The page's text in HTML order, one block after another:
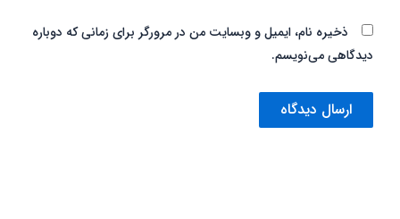
ذخیره نام، ایمیل و وبسایت من در مرورگر برای زمانی که دوباره
دیدگاهی می‌نویسم.